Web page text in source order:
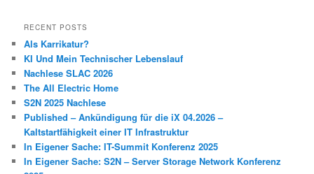
RECENT POSTS
Als Karrikatur?
KI Und Mein Technischer Lebenslauf
Nachlese SLAC 2026
The All Electric Home
S2N 2025 Nachlese
Published – Ankündigung für die iX 04.2026 –
Kaltstartfähigkeit einer IT Infrastruktur
In Eigener Sache: IT-Summit Konferenz 2025
In Eigener Sache: S2N – Server Storage Network Konferenz